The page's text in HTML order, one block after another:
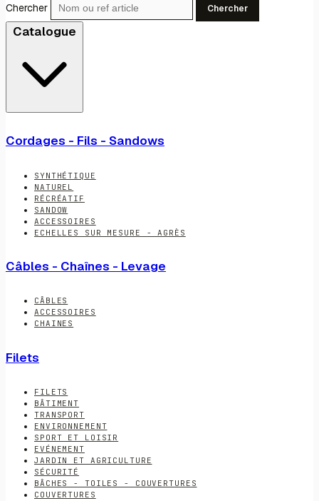
Chercher Chercher
Catalogue
Cordages - Fils - Sandows
SYNTHÉTIQUE
NATUREL
RÉCRÉATIF
SANDOW
ACCESSOIRES
ECHELLES SUR MESURE - AGRÈS
Câbles - Chaînes - Levage
CÂBLES
ACCESSOIRES
CHAINES
Filets
FILETS
BÂTIMENT
TRANSPORT
ENVIRONNEMENT
SPORT ET LOISIR
EVÉNEMENT
JARDIN ET AGRICULTURE
SÉCURITÉ
BÂCHES - TOILES - COUVERTURES
COUVERTURES